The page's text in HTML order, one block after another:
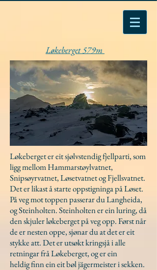
Løkeberget 579m
Løkeberget er eit sjølvstendig fjellparti, som
ligg mellom Hammarstøylvatnet,
Snipsøyrvatnet, Løsetvatnet og Fjellsvatnet.
Det er likast å starte oppstigninga på Løset.
På veg mot toppen passerar du Langheida,
og Steinholten. Steinholten er ein luring, då
den skjuler løkeberget på veg opp. Først når
de er nesten oppe, sjønar du at det er eit
stykke att. Det er utsøkt kringsjå i alle
retningar frå Løkeberget, og er ein
heldig finn ein eit bøl jägermeister i sekken.